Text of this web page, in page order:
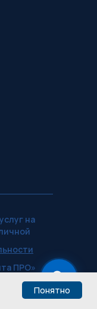
Понятно
ПРО»
на